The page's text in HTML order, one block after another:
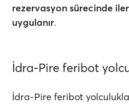
rezervasyon sürecinde
uygulanır.
İdra-Pire feribot
İdra-Pire feribot